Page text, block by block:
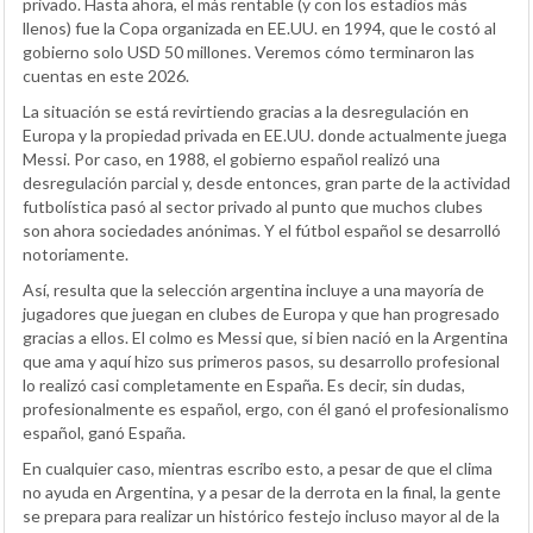
llenos) fue la Copa organizada en EE.UU. en 1994, que le costó al
gobierno solo USD 50 millones. Veremos cómo terminaron las
cuentas en este 2026.
La situación se está revirtiendo gracias a la desregulación en
Europa y la propiedad privada en EE.UU. donde actualmente juega
Messi. Por caso, en 1988, el gobierno español realizó una
desregulación parcial y, desde entonces, gran parte de la actividad
futbolística pasó al sector privado al punto que muchos clubes
son ahora sociedades anónimas. Y el fútbol español se desarrolló
notoriamente.
Así, resulta que la selección argentina incluye a una mayoría de
jugadores que juegan en clubes de Europa y que han progresado
gracias a ellos. El colmo es Messi que, si bien nació en la Argentina
que ama y aquí hizo sus primeros pasos, su desarrollo profesional
lo realizó casi completamente en España. Es decir, sin dudas,
profesionalmente es español, ergo, con él ganó el profesionalismo
español, ganó España.
En cualquier caso, mientras escribo esto, a pesar de que el clima
no ayuda en Argentina, y a pesar de la derrota en la final, la gente
se prepara para realizar un histórico festejo incluso mayor al de la